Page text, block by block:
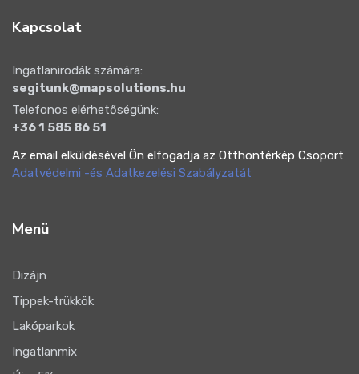
Kapcsolat
Ingatlanirodák számára:
segitunk@mapsolutions.hu
Telefonos elérhetőségünk:
+36 1 585 86 51
Az email elküldésével Ön elfogadja az Otthontérkép Csoport
Adatvédelmi -és Adatkezelési Szabályzatát
Menü
Dizájn
Tippek-trükkök
Lakóparkok
Ingatlanmix